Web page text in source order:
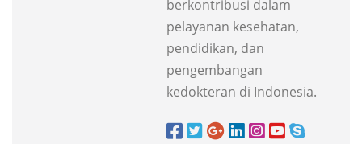
berkontribusi dalam
pelayanan kesehatan,
pendidikan, dan
pengembangan
kedokteran di Indonesia.